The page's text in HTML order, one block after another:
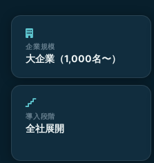
企業規模
大企業（1,000名〜）
導入段階
全社展開